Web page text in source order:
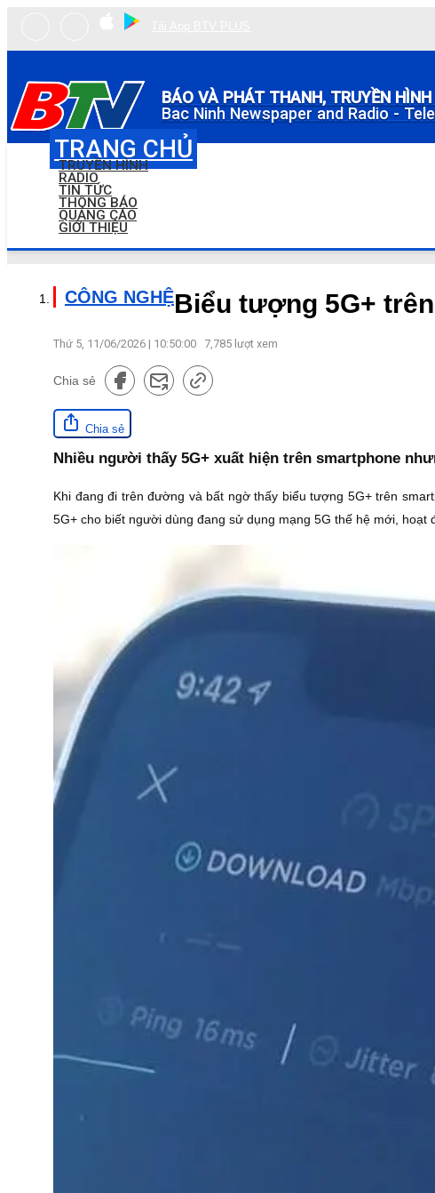
BÁO VÀ PHÁT THANH, TRUYỀN
Bac Ninh Newspaper and Radio -
TRANG CHỦ
TRUYỀN HÌNH
RADIO
TIN TỨC
THÔNG BÁO
QUẢNG CÁO
GIỚI THIỆU
CÔNG NGHỆBiểu tượng 5G+
Thứ 5, 11/06/2026 | 10:50:00 7,785 lượt xem
Chia sẻ
Chia sẻ
Nhiều người thấy 5G+ xuất hiện trên smartphone
Khi đang đi trên đường và bất ngờ thấy biểu tượng 5G+ trên
5G+ cho biết người dùng đang sử dụng mạng 5G thế hệ mới,